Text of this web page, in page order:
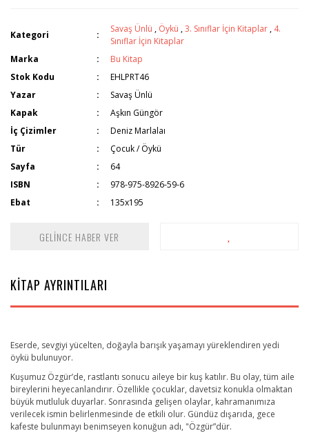
Kategori
Savaş Ünlü , Öykü ,3. Sınıflar İçin Kitaplar , 4.
Sınıflar İçin Kitaplar
Marka
Bu Kitap
Stok Kodu
EHLPRT46
Yazar
Savaş Ünlü
Kapak
Aşkın Güngör
İç Çizimler
Deniz Marlalaı
Tür
Çocuk / Öykü
Sayfa
64
ISBN
978-975-8926-59-6
Ebat
135x195
GELİNCE HABER VER
KİTAP AYRINTILARI
Eserde, sevgiyi yücelten, doğayla barışık yaşamayı yüreklendiren yedi
öykü bulunuyor.
Kuşumuz Özgür’de, rastlantı sonucu aileye bir kuş katılır. Bu olay, tüm aile
bireylerini heyecanlandırır. Özellikle çocuklar, davetsiz konukla olmaktan
büyük mutluluk duyarlar. Sonrasında gelişen olaylar, kahramanımıza
verilecek ismin belirlenmesinde de etkili olur. Gündüz dışarıda, gece
kafeste bulunmayı benimseyen konuğun adı, "Özgür”dür.